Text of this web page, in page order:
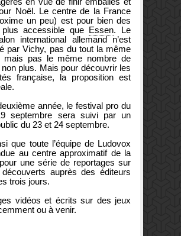
Noël. Le centre de la France
un peu) est pour bien des
accessible que Essen. Le
international allemand n’est
par Vichy, pas du tout la même
mais pas le même nombre de
plus. Mais pour découvrir les
française, la proposition est
année, le festival pro du
septembre sera suivi par un
du 23 et 24 septembre.
que toute l’équipe de Ludovox
au centre approximatif de la
une série de reportages sur
auprès des éditeurs
trois jours.
vidéos et écrits sur des jeux
ou à venir.